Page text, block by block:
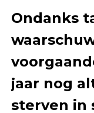
Ondanks
jaar nog
sterven in